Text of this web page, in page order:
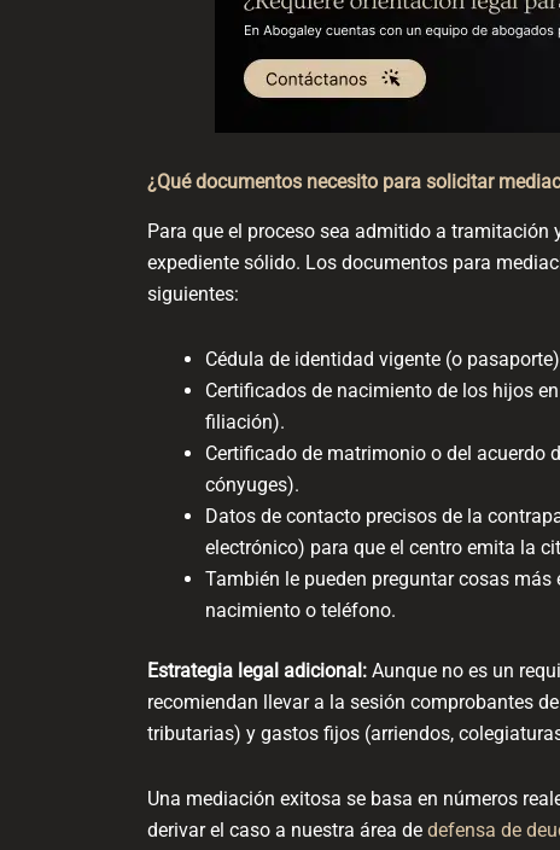
¿Qué documentos necesito para solicitar
Para que el proceso sea admitido a tramitación
expediente sólido. Los documentos para
siguientes:
Cédula de identidad vigente (o
Certificados de nacimiento de los hijos
filiación).
Certificado de matrimonio o del acuerdo
cónyuges).
Datos de contacto precisos de la
electrónico) para que el centro emita la
También le pueden preguntar cosas más
nacimiento o teléfono.
Estrategia legal adicional: Aunque no es un
recomiendan llevar a la sesión comprobantes
tributarias) y gastos fijos (arriendos,
Una mediación exitosa se basa en números
derivar el caso a nuestra área de defensa de